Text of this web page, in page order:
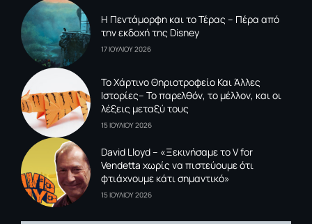
Η Πεντάμορφη και το Τέρας – Πέρα από
την εκδοχή της Disney
17 ΙΟΥΛΙΟΥ 2026
To Xάρτινο Θηριοτροφείο Και Άλλες
Ιστορίες– Το παρελθόν, το μέλλον, και οι
λέξεις μεταξύ τους
15 ΙΟΥΛΙΟΥ 2026
David Lloyd – «Ξεκινήσαμε το V for
Vendetta χωρίς να πιστεύουμε ότι
φτιάχνουμε κάτι σημαντικό»
15 ΙΟΥΛΙΟΥ 2026